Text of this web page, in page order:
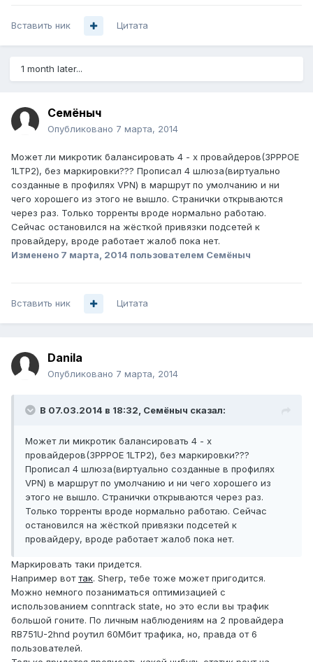
Вставить ник Цитата
1 month later...
Семёныч
Опубликовано 7 марта, 2014
Может ли микротик балансировать 4 - х провайдеров(3PPPOE
1LTP2), без маркировки??? Прописал 4 шлюза(виртуально
созданные в профилях VPN) в маршрут по умолчанию и ни
чего хорошего из этого не вышло. Странички открываются
через раз. Только торренты вроде нормально работаю.
Сейчас остановился на жёсткой привязки подсетей к
провайдеру, вроде работает жалоб пока нет.
Изменено 7 марта, 2014 пользователем Семёныч
Вставить ник Цитата
Danila
Опубликовано 7 марта, 2014
В 07.03.2014 в 18:32, Семёныч сказал:
Может ли микротик балансировать 4 - х
провайдеров(3PPPOE 1LTP2), без маркировки???
Прописал 4 шлюза(виртуально созданные в профилях
VPN) в маршрут по умолчанию и ни чего хорошего из
этого не вышло. Странички открываются через раз.
Только торренты вроде нормально работаю. Сейчас
остановился на жёсткой привязки подсетей к
провайдеру, вроде работает жалоб пока нет.
Маркировать таки придется.
Например воттак. Sherp, тебе тоже может пригодится.
Можно немного позаниматься оптимизацией с
использованием conntrack state, но это если вы трафик
большой гоните. По личным наблюдениям на 2 провайдера
RB751U-2hnd роутил 60Мбит трафика, но, правда от 6
пользователей.